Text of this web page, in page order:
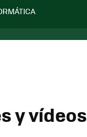
y vídeos